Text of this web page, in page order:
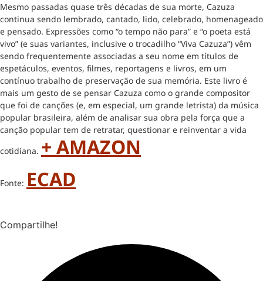
Mesmo passadas quase três décadas de sua morte, Cazuza
continua sendo lembrado, cantado, lido, celebrado, homenageado
e pensado. Expressões como “o tempo não para” e “o poeta está
vivo” (e suas variantes, inclusive o trocadilho “Viva Cazuza”) vêm
sendo frequentemente associadas a seu nome em títulos de
espetáculos, eventos, filmes, reportagens e livros, em um
contínuo trabalho de preservação de sua memória. Este livro é
mais um gesto de se pensar Cazuza como o grande compositor
que foi de canções (e, em especial, um grande letrista) da música
popular brasileira, além de analisar sua obra pela força que a
canção popular tem de retratar, questionar e reinventar a vida
cotidiana. + AMAZON
Fonte: ECAD
Compartilhe!